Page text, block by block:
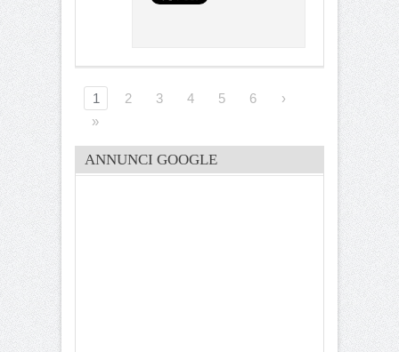
1 2 3 4 5 6
›
»
ANNUNCI GOOGLE